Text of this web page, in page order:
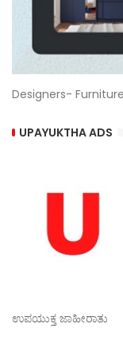
Designers-
UPAYUKTHA ADS
ಉಪಯುಕ್ತ ಜಾಹೀರಾತು